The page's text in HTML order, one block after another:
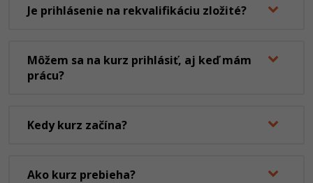
Je prihlásenie na rekvalifikáciu zložité?
Môžem sa na kurz prihlásiť, aj keď mám
prácu?
Kedy kurz začína?
Ako kurz prebieha?